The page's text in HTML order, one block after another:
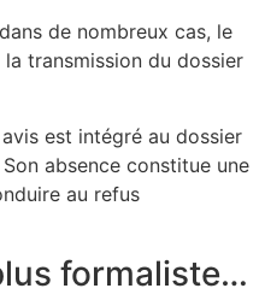
de nombreux cas, le
transmission du dossier
est intégré au dossier
absence constitue une
au refus
formaliste…